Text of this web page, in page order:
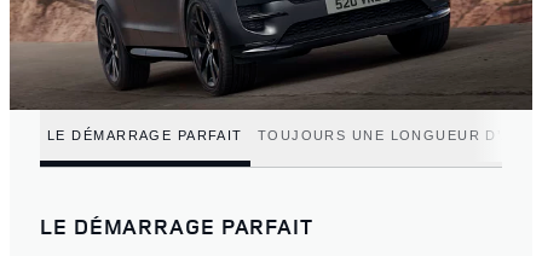
LE DÉMARRAGE PARFAIT TOUJOURS UNE LONGUEUR
LE DÉMARRAGE PARFAIT